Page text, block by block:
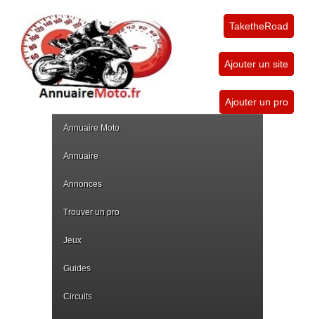
TaketheRoad
Ajouter un site
Ajouter un pro
Annuaire Moto
Annuaire
Annonces
Trouver un pro
Jeux
Guides
Circuits